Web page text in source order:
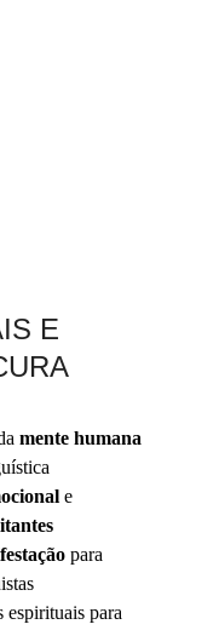
E
mente humana
e
para
espirituais para